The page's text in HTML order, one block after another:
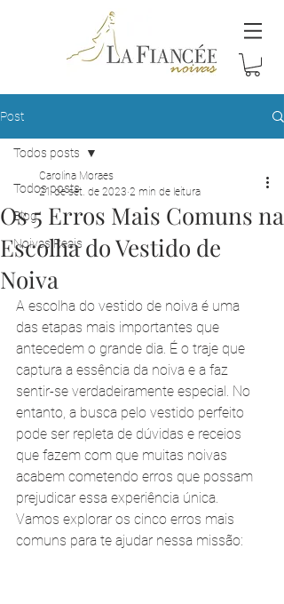
Post
Todos posts
Blog
Noivas Reais
Todos posts
Os 5 Erros Mais Comuns na
Escolha do Vestido de
Noiva
Carolina Moraes
21 de set. de 2023 2 min de leitura
A escolha do vestido de noiva é uma
das etapas mais importantes que
antecedem o grande dia. É o traje que
captura a essência da noiva e a faz
sentir-se verdadeiramente especial. No
entanto, a busca pelo vestido perfeito
pode ser repleta de dúvidas e receios
que fazem com que muitas noivas
acabem cometendo erros que possam
prejudicar essa experiência única.
Vamos explorar os cinco erros mais
comuns para te ajudar nessa missão: